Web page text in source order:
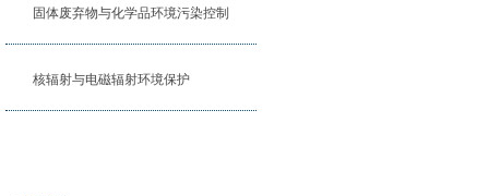
固体废弃物与化学品环境污染控制
核辐射与电磁辐射环境保护